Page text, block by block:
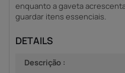
enquanto a gaveta
guardar itens essenciais.
DETAILS
Descrição :